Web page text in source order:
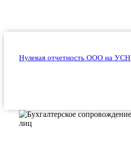
Нулевая отчетность ООО на УСН